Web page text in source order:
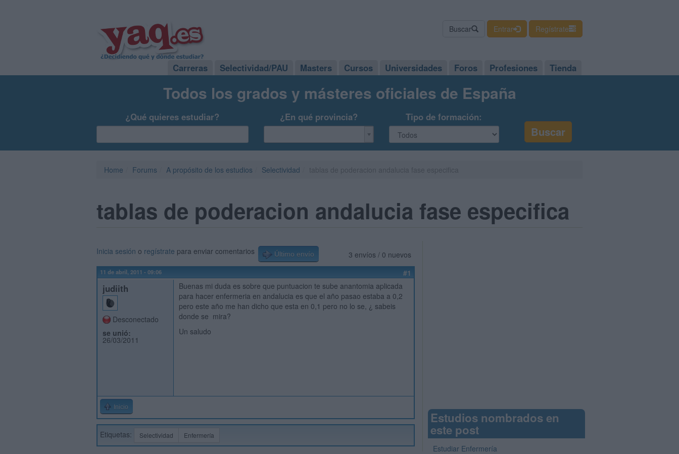
Buscar Entrar Regístrate
Carreras Selectividad/PAU Masters Cursos Universidades Foros Profesiones Tienda
Todos los grados y másteres oficiales de España
¿Qué quieres estudiar? ¿En qué provincia? Tipo de formación:
Home Forums A propósito de los estudios Selectividad
tablas de poderacion andalucia fase especifica
3 envíos / 0 nuevos
Inicia sesión o regístrate para enviar comentarios Último envío
11 de abril, 2011 - 09:06 #1
judiith
Desconectado
se unió:
26/03/2011
Buenas mi duda es sobre que puntuacion te sube anantomia aplicada
para hacer enfermeria en andalucia es que el año pasao estaba a 0,2
pero este año me han dicho que esta en 0,1 pero no lo se, ¿ sabeis
donde se mira?
Un saludo
Inicio
Etiquetas: Selectividad Enfermería
Estudios nombrados en
este post
Estudiar Enfermería